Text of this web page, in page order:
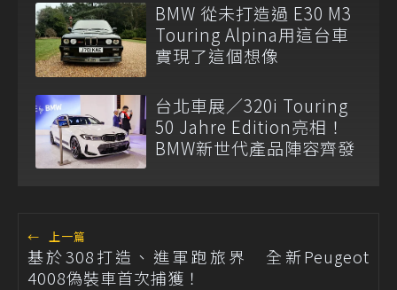
BMW 從未打造過 E30 M3
Touring Alpina用這台車
實現了這個想像
台北車展／320i Touring
50 Jahre Edition亮相！
BMW新世代產品陣容齊發
← 上一篇
基於308打造、進軍跑旅界 全新Peugeot
4008偽裝車首次捕獲！